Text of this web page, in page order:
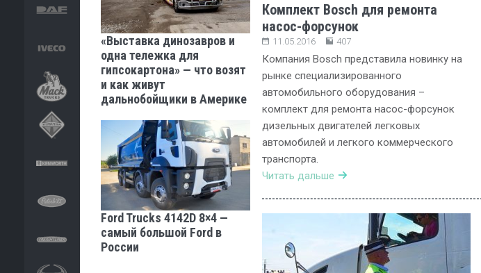
«Выставка динозавров и
одна тележка для
гипсокартона» — что возят
и как живут
дальнобойщики в Америке
Ford Trucks 4142D 8×4 —
самый большой Ford в
России
Комплект Bosch для ремонта
насос-форсунок
11.05.2016 407
Компания Bosch представила новинку на
рынке специализированного
автомобильного оборудования –
комплект для ремонта насос-форсунок
дизельных двигателей легковых
автомобилей и легкого коммерческого
транспорта.
Читать дальше